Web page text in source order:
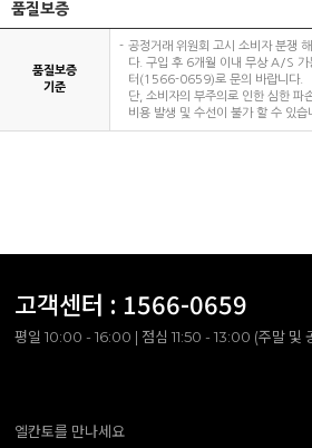
품질보증
품질보증
기준
공정거래 위원회 고시 소비자 분쟁
다. 구입 후 6개월 이내 무상 A/S 가
터(1566-0659)로 문의 바랍니다.
단, 소비자의 부주의로 인한 심한 파
비용 발생 및 수선이 불가 할 수 있습
고객센터 : 1566-0659
평일 10:00 - 16:00 | 점심 11:50 - 13:00 (주말 및
엘칸토를 만나세요